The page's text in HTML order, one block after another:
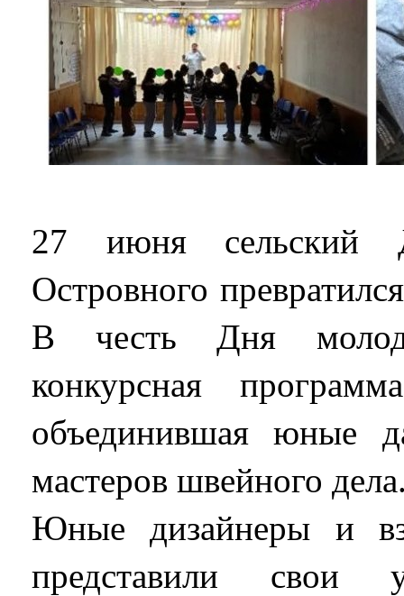
27 июня сельский
Островного
В честь Дня
конкурсная
объединившая юные
мастеров швейного
Юные дизайнеры и
представили свои